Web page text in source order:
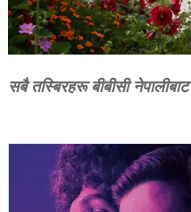
सबै तस्बिरहरू बीबीसी